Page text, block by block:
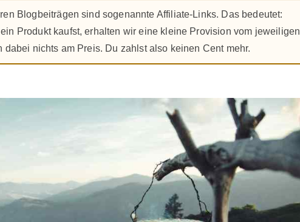
Blogbeiträgen sind sogenannte Affiliate-Links. Das bedeutet:
Produkt kaufst, erhalten wir eine kleine Provision vom jeweiligen
nichts am Preis. Du zahlst also keinen Cent mehr.